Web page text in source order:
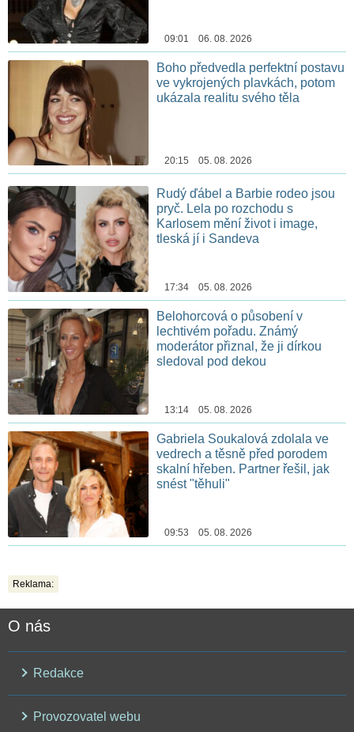
09:01 06. 08. 2026
Boho předvedla perfektní postavu
ve vykrojených plavkách, potom
ukázala realitu svého těla
20:15 05. 08. 2026
Rudý ďábel a Barbie rodeo jsou
pryč. Lela po rozchodu s
Karlosem mění život i image,
tleská jí i Sandeva
17:34 05. 08. 2026
Belohorcová o působení v
lechtivém pořadu. Známý
moderátor přiznal, že ji dírkou
sledoval pod dekou
13:14 05. 08. 2026
Gabriela Soukalová zdolala ve
vedrech a těsně před porodem
skalní hřeben. Partner řešil, jak
snést "těhuli"
09:53 05. 08. 2026
Reklama:
O nás
Redakce
Provozovatel webu